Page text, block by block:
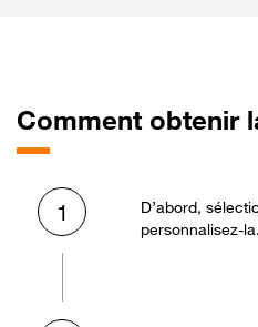
Comment obtenir
1
D’abord,
personnalisez-la.